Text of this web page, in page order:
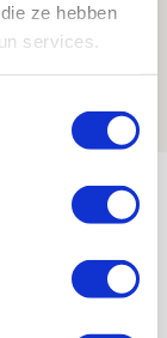
ze hebben
services.
sc
meiden